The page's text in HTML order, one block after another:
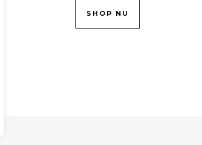
SHOP NU